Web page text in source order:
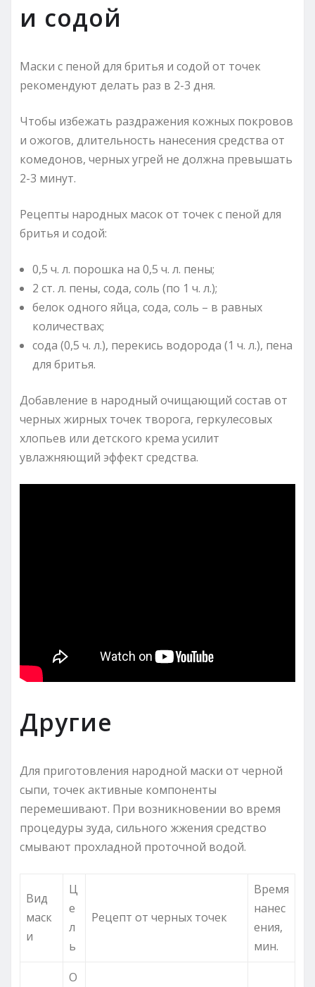
и содой
Маски с пеной для бритья и содой от точек
рекомендуют делать раз в 2-3 дня.
Чтобы избежать раздражения кожных покровов
и ожогов, длительность нанесения средства от
комедонов, черных угрей не должна превышать
2-3 минут.
Рецепты народных масок от точек с пеной для
бритья и содой:
0,5 ч. л. порошка на 0,5 ч. л. пены;
2 ст. л. пены, сода, соль (по 1 ч. л.);
белок одного яйца, сода, соль – в равных
количествах;
сода (0,5 ч. л.), перекись водорода (1 ч. л.), пена
для бритья.
Добавление в народный очищающий состав от
черных жирных точек творога, геркулесовых
хлопьев или детского крема усилит
увлажняющий эффект средства.
Другие
Для приготовления народной маски от черной
сыпи, точек активные компоненты
перемешивают. При возникновении во время
процедуры зуда, сильного жжения средство
смывают прохладной проточной водой.
Вид
маск
и
Ц
е
л
ь
Рецепт от черных точек
Время
нанес
ения,
мин.
О